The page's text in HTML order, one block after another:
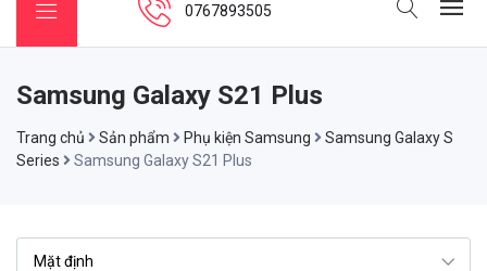
0767893505
Samsung Galaxy S21 Plus
Trang chủ Sản phẩm Phụ kiện Samsung
Samsung Galaxy S
Series
Samsung Galaxy S21 Plus